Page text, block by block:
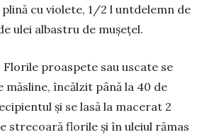
plină cu vio­lete, 1/2 l untdelemn de
ulei albastru de mușețel.
Florile proas­pe­te sau uscate se
măsline, încălzit până la 40 de
și se lasă la ma­cerat 2
strecoară florile și în uleiul rămas